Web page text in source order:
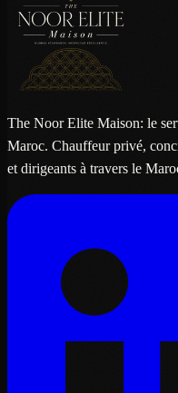
The Noor Elite Maison: le
Maroc. Chauffeur privé,
et dirigeants à travers le